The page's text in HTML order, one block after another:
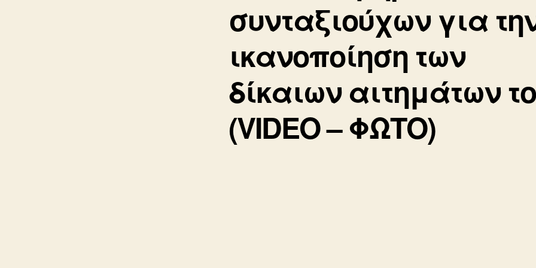
συνταξιούχων για
ικανοποίηση των
δίκαιων αιτημάτων
(VIDEO – ΦΩΤΟ)